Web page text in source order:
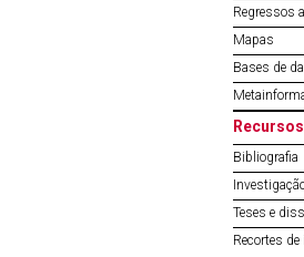
Regressos
Mapas
Bases de
Recursos
Bibliografia
Teses e
Recortes